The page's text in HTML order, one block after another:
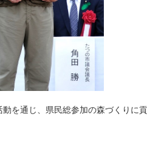
を通じ、県民総参加の森づくりに